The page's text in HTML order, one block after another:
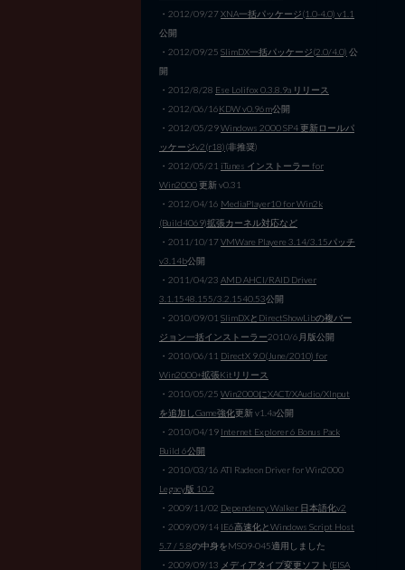
・2012/09/27XNA一括パッケージ(1.0-4.0) v1.1
公開
・2012/09/25 SlimDX一括パッケージ(2.0/4.0) 公
開
・2012/8/28 Ese Lolifox 0.3.8.9a リリース
・2012/06/16KDW v0.96m公開
・2012/05/29Windows 2000 SP4 更新ロールパ
ッケージv2(r18)(非推奨)
・2012/05/21 iTunes インストーラー for
Win2000更新 v0.31
・2012/04/16 MediaPlayer10 for Win2k
(Build4069)拡張カーネル対応など
・2011/10/17VMWare Playere 3.14/3.15パッチ
v3.14b公開
・2011/04/23 AMD AHCI/RAID Driver
3.1.1548.155/3.2.1540.53公開
・2010/09/01 SlimDXとDirectShowLibの複バー
ジョン一括インストーラー2010/6月版公開
・2010/06/11 DirectX 9.0(June/2010) for
Win2000+拡張Kitリリース
・2010/05/25 Win2000にXACT/XAudio/XInput
を追加しGame強化更新 v1.4a公開
・2010/04/19 Internet Explorer 6 Bonus Pack
Build 6公開
・2010/03/16 ATI Radeon Driver for Win2000
Legacy版 10.2
・2009/11/02 Dependency Walker 日本語化v2
・2009/09/14 IE6高速化とWindows Script Host
5.7 / 5.8の中身をMS09-045適用しました
・2009/09/13 メディアタイプ変更ソフト(EISA